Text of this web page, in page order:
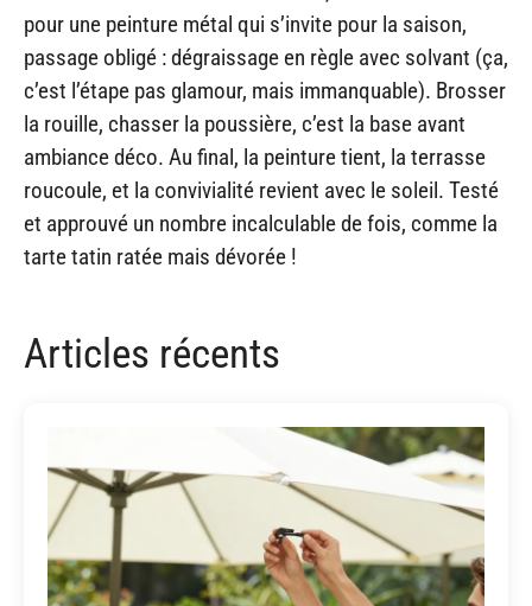
pour une peinture métal qui s’invite pour la saison,
passage obligé : dégraissage en règle avec solvant (ça,
c’est l’étape pas glamour, mais immanquable). Brosser
la rouille, chasser la poussière, c’est la base avant
ambiance déco. Au final, la peinture tient, la terrasse
roucoule, et la convivialité revient avec le soleil. Testé
et approuvé un nombre incalculable de fois, comme la
tarte tatin ratée mais dévorée !
Articles récents